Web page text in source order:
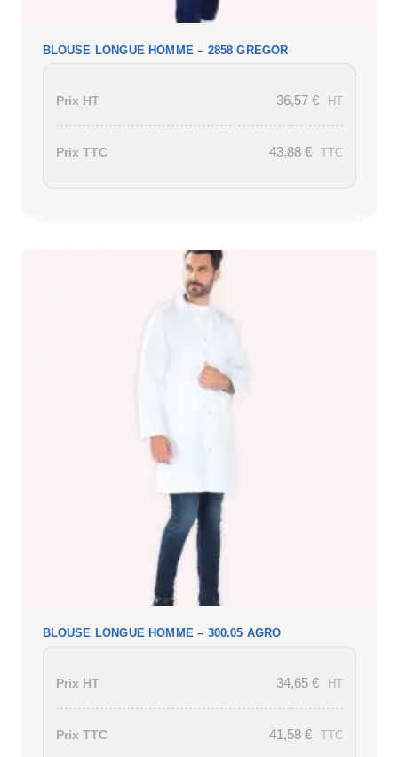
BLOUSE LONGUE HOMME – 2858 GREGOR
Prix HT 36,57 € HT
Prix TTC 43,88 € TTC
BLOUSE LONGUE HOMME – 300.05 AGRO
Prix HT 34,65 € HT
Prix TTC 41,58 € TTC